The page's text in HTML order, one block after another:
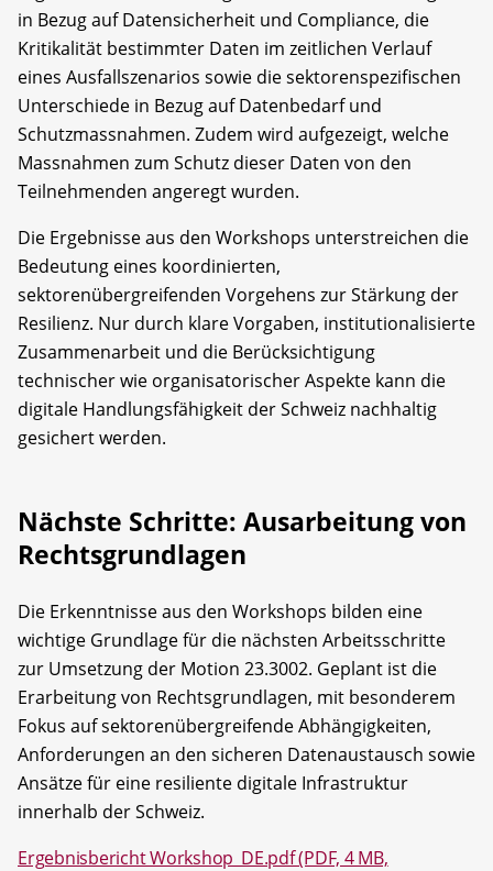
in Bezug auf Datensicherheit und Compliance, die
Kritikalität bestimmter Daten im zeitlichen Verlauf
eines Ausfallszenarios sowie die sektorenspezifischen
Unterschiede in Bezug auf Datenbedarf und
Schutzmassnahmen. Zudem wird aufgezeigt, welche
Massnahmen zum Schutz dieser Daten von den
Teilnehmenden angeregt wurden.
Die Ergebnisse aus den Workshops unterstreichen die
Bedeutung eines koordinierten,
sektorenübergreifenden Vorgehens zur Stärkung der
Resilienz. Nur durch klare Vorgaben, institutionalisierte
Zusammenarbeit und die Berücksichtigung
technischer wie organisatorischer Aspekte kann die
digitale Handlungsfähigkeit der Schweiz nachhaltig
gesichert werden.
Nächste Schritte: Ausarbeitung von
Rechtsgrundlagen
Die Erkenntnisse aus den Workshops bilden eine
wichtige Grundlage für die nächsten Arbeitsschritte
zur Umsetzung der Motion 23.3002. Geplant ist die
Erarbeitung von Rechtsgrundlagen, mit besonderem
Fokus auf sektorenübergreifende Abhängigkeiten,
Anforderungen an den sicheren Datenaustausch sowie
Ansätze für eine resiliente digitale Infrastruktur
innerhalb der Schweiz.
Ergebnisbericht Workshop_DE.pdf (PDF, 4 MB,